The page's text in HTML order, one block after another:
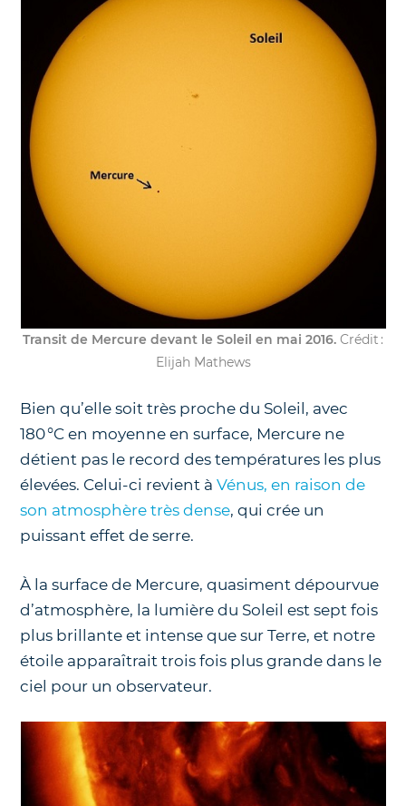
Transit de Mercure devant le Soleil en mai 2016. Crédit :
Elijah Mathews
Bien qu’elle soit très proche du Soleil, avec
180 °C en moyenne en surface, Mercure ne
détient pas le record des températures les plus
élevées. Celui-ci revient àVénus, en raison de
son atmosphère très dense, qui crée un
puissant effet de serre.
À la surface de Mercure, quasiment dépourvue
d’atmosphère, la lumière du Soleil est sept fois
plus brillante et intense que sur Terre, et notre
étoile apparaîtrait trois fois plus grande dans le
ciel pour un observateur.